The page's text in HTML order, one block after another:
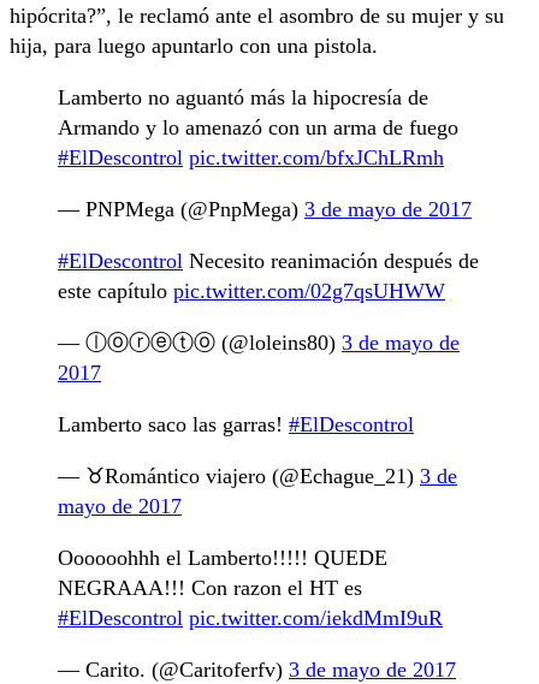
hipócrita?”, le reclamó ante el asombro de su mujer y su
hija, para luego apuntarlo con una pistola.
Lamberto no aguantó más la hipocresía de
Armando y lo amenazó con un arma de fuego
#ElDescontrol pic.twitter.com/bfxJChLRmh
— PNPMega (@PnpMega) 3 de mayo de 2017
#ElDescontrol Necesito reanimación después de
este capítulo pic.twitter.com/02g7qsUHWW
— ⓛⓞⓡⓔⓣⓞ (@loleins80) 3 de mayo de
2017
Lamberto saco las garras! #ElDescontrol
— ♉Romántico viajero (@Echague_21) 3 de
mayo de 2017
Oooooohhh el Lamberto!!!!! QUEDE
NEGRAAA!!! Con razon el HT es
#ElDescontrol pic.twitter.com/iekdMmI9uR
— Carito. (@Caritoferfv) 3 de mayo de 2017